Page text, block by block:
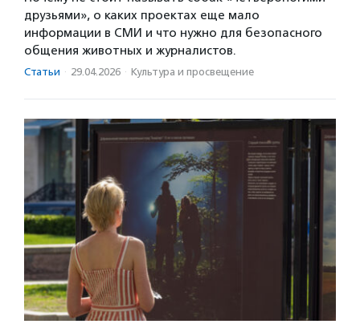
друзьями», о каких проектах еще мало
информации в СМИ и что нужно для безопасного
общения животных и журналистов.
Статьи · 29.04.2026 · Культура и просвещение